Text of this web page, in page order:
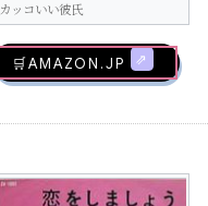
カッコいい彼氏
🛒AMAZON.jp